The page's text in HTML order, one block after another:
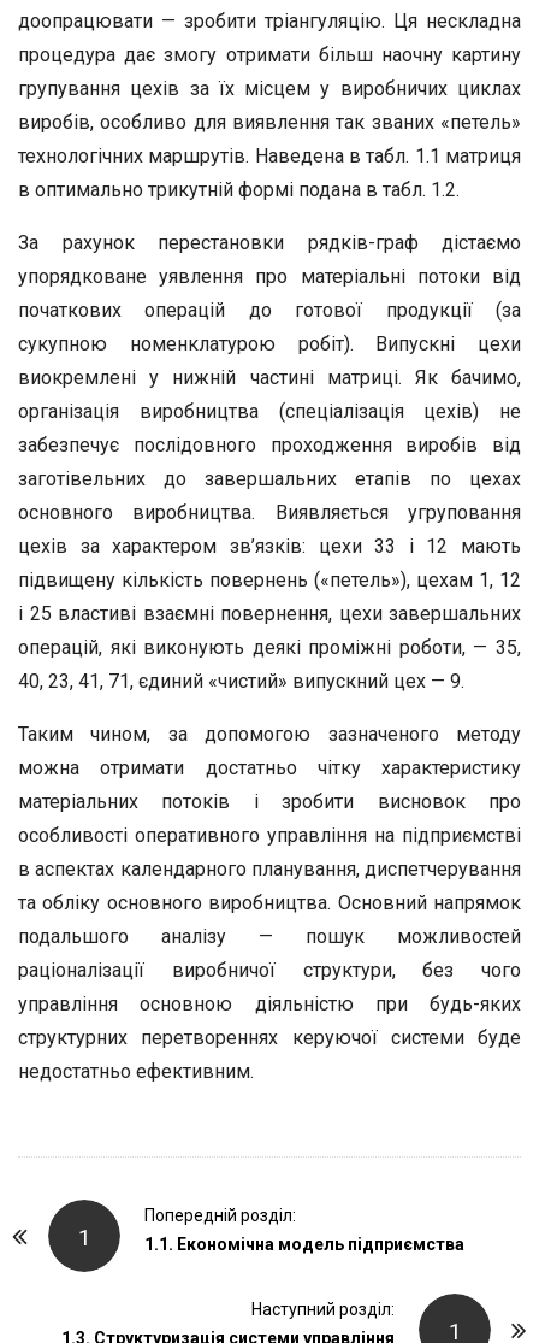
доопрацювати — зробити тріангуляцію. Ця нескладна
процедура дає змогу отримати більш наочну картину
групування цехів за їх місцем у виробничих циклах
виробів, особливо для виявлення так званих «петель»
технологічних маршрутів. Наведена в табл. 1.1 матриця
в оптимально трикутній формі подана в табл. 1.2.
За рахунок перестановки рядків-граф дістаємо
упорядковане уявлення про матеріальні потоки від
початкових операцій до готової продукції (за
сукупною номенклатурою робіт). Випускні цехи
виокремлені у нижній частині матриці. Як бачимо,
організація виробництва (спеціалізація цехів) не
забезпечує послідовного проходження виробів від
заготівельних до завершальних етапів по цехах
основного виробництва. Виявляється угруповання
цехів за характером зв’язків: цехи 33 і 12 мають
підвищену кількість повернень («петель»), цехам 1, 12
і 25 властиві взаємні повернення, цехи завершальних
операцій, які виконують деякі проміжні роботи, — 35,
40, 23, 41, 71, єдиний «чистий» випускний цех — 9.
Таким чином, за допомогою зазначеного методу
можна отримати достатньо чітку характеристику
матеріальних потоків і зробити висновок про
особливості оперативного управління на підприємстві
в аспектах календарного планування, диспетчерування
та обліку основного виробництва. Основний напрямок
подальшого аналізу — пошук можливостей
раціоналізації виробничої структури, без чого
управління основною діяльністю при будь-яких
структурних перетвореннях керуючої системи буде
недостатньо ефективним.
1
Попередній розділ:
1.1. Економічна модель підприємства
1
Наступний розділ:
1.3. Структуризація системи управління